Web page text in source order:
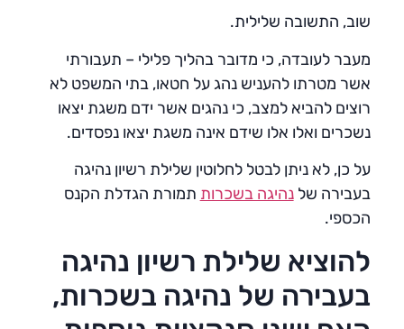
שוב, התשובה שלילית.
מעבר לעובדה, כי מדובר בהליך פלילי – תעבורתי
אשר מטרתו להעניש נהג על חטאו, בתי המשפט לא
רוצים להביא למצב, כי נהגים אשר ידם משגת יצאו
נשכרים ואלו אלו שידם אינה משגת יצאו נפסדים.
על כן, לא ניתן לבטל לחלוטין שלילת רשיון נהיגה
בעבירה שלנהיגה בשכרות תמורת הגדלת הקנס
הכספי.
להוציא שלילת רשיון נהיגה
בעבירה של נהיגה בשכרות,